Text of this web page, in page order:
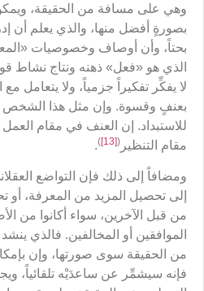
وهي على مسافة من الحقيقة،
بصورةٍ أفضل منها، والذي يعلم أن
بحتاً، وأن أوصاف وخصوصيات
الذي هو «فعل» ذهنه ونتاج نشاط
لا يفكِّر تفكيراً جزمياً، ولا يتعامل
بعنفٍ وقسوة. وإن مثل هذا الشخص
للاستبداد. إن العنف في مقام
مقام التنظير (
[13]
)
.
ومضافاً إلى ذلك فإن التواضع
إلى تحصيل المزيد من المعرفة، أو
من قبل الآخرين، سواء أكانوا من
الموافقين أو المخالفين. فالذي
من الحقيقة سوى صورتها، وإن
فإنه سيشمِّر عن ساعدَيْه تلقائياً،